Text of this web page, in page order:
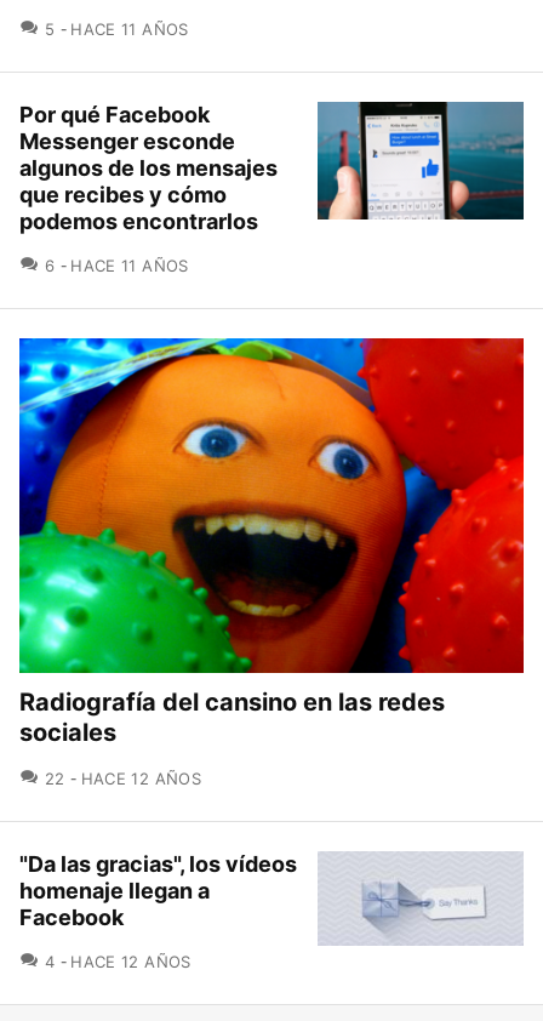
5 COMENTARIOS
HACE 11 AÑOS
Por qué Facebook
Messenger esconde
algunos de los mensajes
que recibes y cómo
podemos encontrarlos
6 COMENTARIOS
HACE 11 AÑOS
Radiografía del cansino en las redes
sociales
22 COMENTARIOS
HACE 12 AÑOS
"Da las gracias", los vídeos
homenaje llegan a
Facebook
4 COMENTARIOS
HACE 12 AÑOS